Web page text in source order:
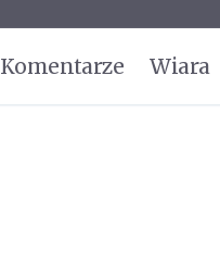
Komentarze Wiara